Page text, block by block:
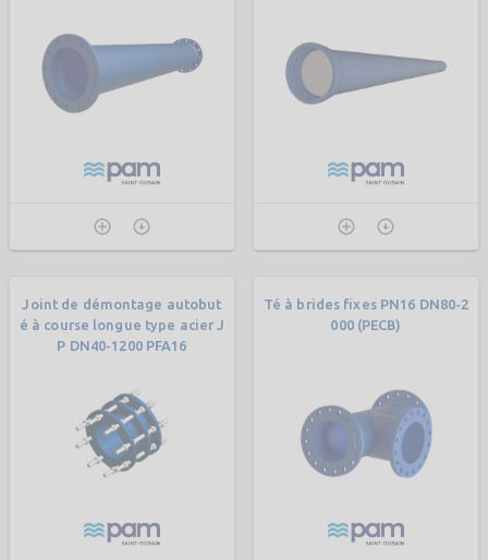
Joint de démontage autobut
é à course longue type acier J
P DN40-1200 PFA16
Té à brides fixes PN16 DN80-2
000 (PECB)